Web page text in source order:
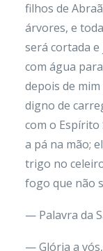
filhos de
árvores, e
será cortada
com água
depois de
digno de
com o Espírito
a pá na mão;
trigo no
fogo que não
— Palavra da
— Glória a